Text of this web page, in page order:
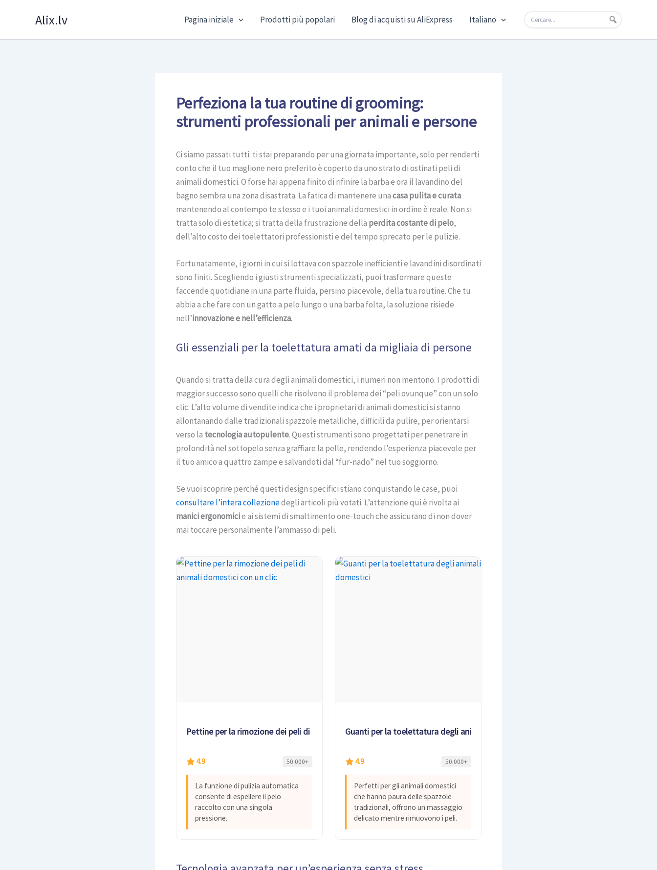
Alix.lv Pagina iniziale Prodotti più popolari Blog di acquisti su AliExpress Italiano
Perfeziona la tua routine di grooming:
strumenti professionali per animali e persone
Ci siamo passati tutti: ti stai preparando per una giornata importante, solo per renderti
conto che il tuo maglione nero preferito è coperto da uno strato di ostinati peli di
animali domestici. O forse hai appena finito di rifinire la barba e ora il lavandino del
bagno sembra una zona disastrata. La fatica di mantenere unacasa pulita e curata
mantenendo al contempo te stesso e i tuoi animali domestici in ordine è reale. Non si
tratta solo di estetica; si tratta della frustrazione della perdita costante di pelo,
dell’alto costo dei toelettatori professionisti e del tempo sprecato per le pulizie.
Fortunatamente, i giorni in cui si lottava con spazzole inefficienti e lavandini disordinati
sono finiti. Scegliendo i giusti strumenti specializzati, puoi trasformare queste
faccende quotidiane in una parte fluida, persino piacevole, della tua routine. Che tu
abbia a che fare con un gatto a pelo lungo o una barba folta, la soluzione risiede
nell’innovazione e nell’efficienza.
Gli essenziali per la toelettatura amati da migliaia di persone
Quando si tratta della cura degli animali domestici, i numeri non mentono. I prodotti di
maggior successo sono quelli che risolvono il problema dei “peli ovunque” con un solo
clic. L’alto volume di vendite indica che i proprietari di animali domestici si stanno
allontanando dalle tradizionali spazzole metalliche, difficili da pulire, per orientarsi
verso la tecnologia autopulente. Questi strumenti sono progettati per penetrare in
profondità nel sottopelo senza graffiare la pelle, rendendo l’esperienza piacevole per
il tuo amico a quattro zampe e salvandoti dal “fur-nado” nel tuo soggiorno.
Se vuoi scoprire perché questi design specifici stiano conquistando le case, puoi
consultare l’intera collezionedegli articoli più votati. L’attenzione qui è rivolta ai
manici ergonomicie ai sistemi di smaltimento one-touch che assicurano di non dover
mai toccare personalmente l’ammasso di peli.
Pettine per la rimozione dei peli di animali domestici con un clic
4.9 50.000+
La funzione di pulizia automatica
consente di espellere il pelo
raccolto con una singola
pressione.
Guanti per la toelettatura degli animali domestici
4.9 50.000+
Perfetti per gli animali domestici
che hanno paura delle spazzole
tradizionali, offrono un massaggio
delicato mentre rimuovono i peli.